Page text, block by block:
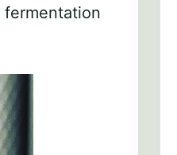
fermentation